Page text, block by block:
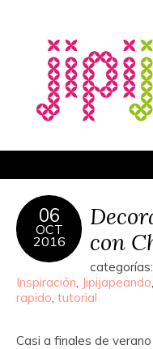
06
OCT
2016
con
categorías:
Inspiración, Jipijapeando,
rapido, tutorial
Casi a finales de